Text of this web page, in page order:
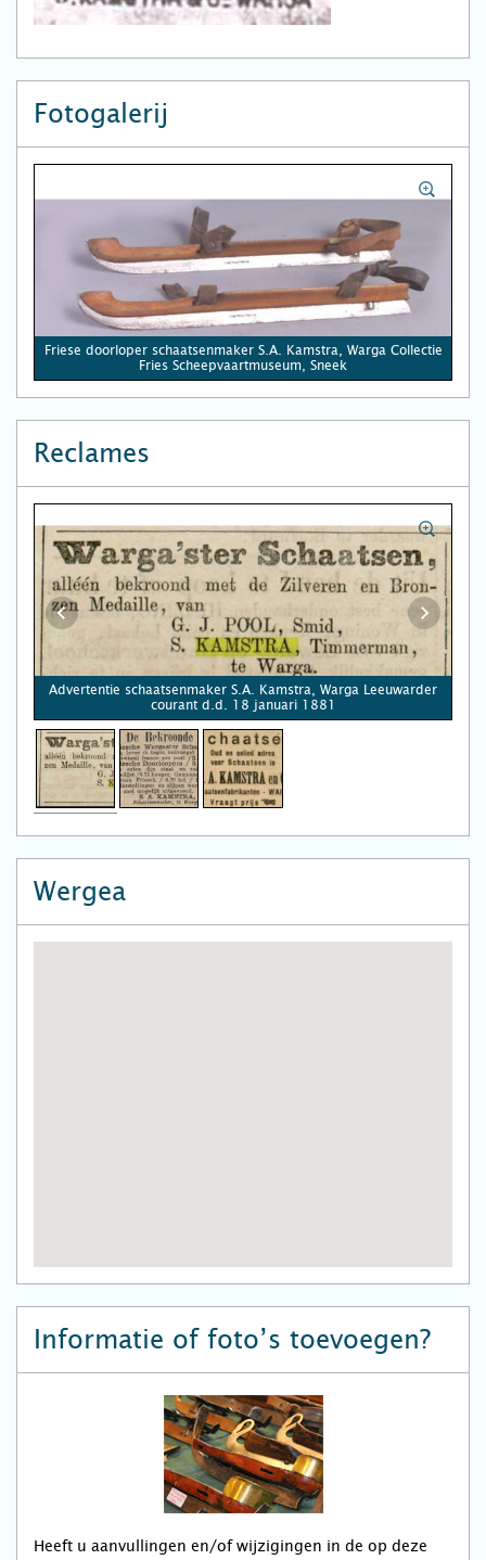
Fotogalerij
Friese doorloper schaatsenmaker S.A. Kamstra, Warga Collectie
Fries Scheepvaartmuseum, Sneek
Reclames
Advertentie schaatsenmaker S.A. Kamstra, Warga Leeuwarder
courant d.d. 18 januari 1881
Wergea
Informatie of foto’s toevoegen?
Heeft u aanvullingen en/of wijzigingen in de op deze